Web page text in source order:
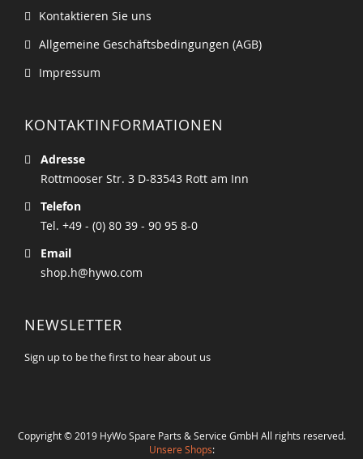
Kontaktieren Sie uns
Allgemeine Geschäftsbedingungen (AGB)
Impressum
KONTAKTINFORMATIONEN
Adresse
Rottmooser Str. 3 D-83543 Rott am Inn
Telefon
Tel. +49 - (0) 80 39 - 90 95 8-0
Email
shop.h@hywo.com
NEWSLETTER
Sign up to be the first to hear about us
Copyright © 2019 HyWo Spare Parts & Service GmbH All rights reserved.
Unsere Shops: